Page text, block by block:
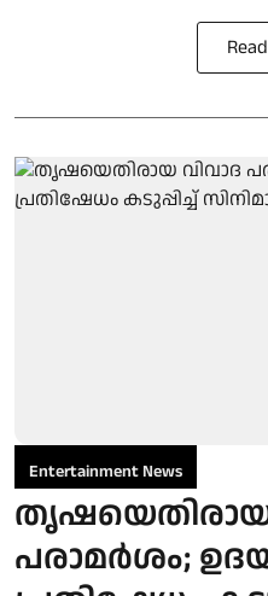
Entertainment News
തൃഷയെതിരായ
പരാമർശം;